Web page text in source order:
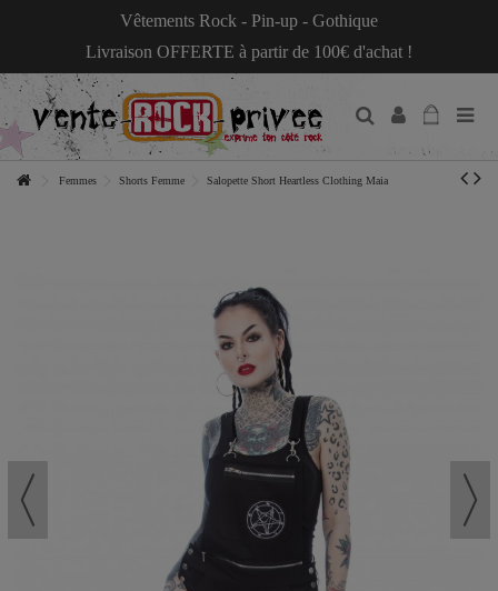
Vêtements Rock - Pin-up - Gothique
Livraison OFFERTE à partir de 100€ d'achat !
Femmes Shorts Femme Salopette Short Heartless Clothing Maia